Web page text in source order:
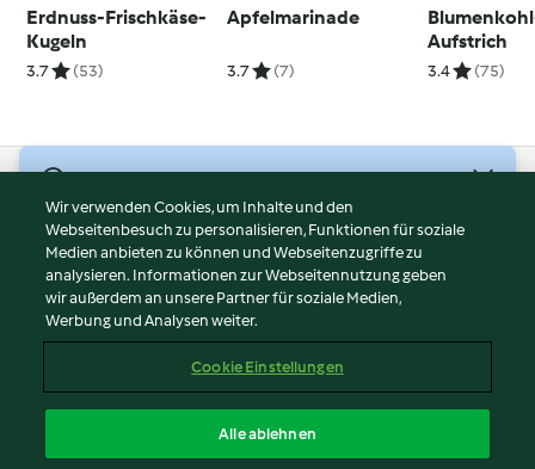
Erdnuss-Frischkäse-
Kugeln
3.7 (53)
Apfelmarinade
3.7 (7)
Aufstrich
3.4 (75)
Nutzungsbedingungen
Datenschutzrichtlinien
Disclaimer
Impressum
Inhalt melden
Erklärung zur Barrierefreiheit
Wir verwenden Cookies, um Inhalte und den
Webseitenbesuch zu personalisieren, Funktionen für soziale
Medien anbieten zu können und Webseitenzugriffe zu
analysieren. Informationen zur Webseitennutzung geben
wir außerdem an unsere Partner für soziale Medien,
Werbung und Analysen weiter.
Cookie Einstellungen
Alle ablehnen